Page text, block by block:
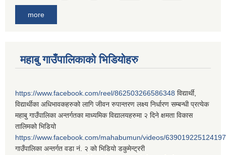
more
महाबु गाउँपालिकाको भिडियोहरु
https://www.facebook.com/reel/862503266586348 विद्यार्थी,
विद्यार्थीका अधिभावकहरुको लागि जीवन रुपान्तरण लक्ष्य निर्धारण सम्बन्धी प्रत्येक
महाबु गाउँपालिका अन्तर्गतका माध्यमिक विद्यालयहरुमा २ दिने क्षमता विकास
तालिमको भिडियो
https://www.facebook.com/mahabumun/videos/639019225124197
गाउँपालिका अन्तर्गत वडा नं. २ को भिडियो डकुमेन्ट्ररी